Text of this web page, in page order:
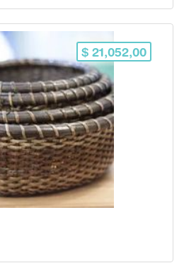
$ 21,052,00